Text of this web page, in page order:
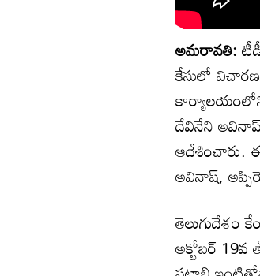
అమరావతి:
కేసులో విచారణ
కార్యాలయంలోని
దేవినేని
ఆదేశించారు.
అవినాష్,
తెలుగుదేశం
అక్టోబర్